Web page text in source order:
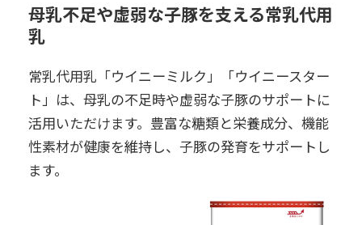
母乳不足や虚弱な子豚を支える常乳代用
乳
常乳代用乳「ウイニーミルク」「ウイニースター
ト」は、母乳の不足時や虚弱な子豚のサポートに
活用いただけます。豊富な糖類と栄養成分、機能
性素材が健康を維持し、子豚の発育をサポートし
ます。